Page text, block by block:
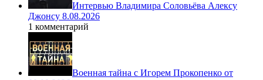
Интервью Владимира Соловьёва Алексу
Джонсу 8.08.2026
1 комментарий
Военная тайна с Игорем Прокопенко от